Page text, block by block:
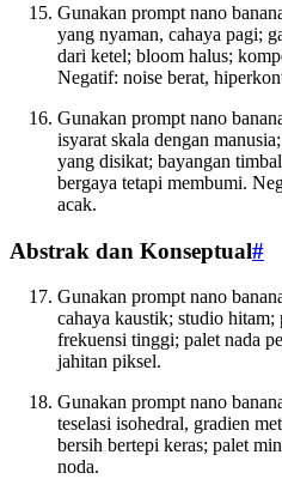
Gunakan prompt nano
yang nyaman, cahaya pagi;
dari ketel; bloom halus;
Negatif: noise berat,
Gunakan prompt nano
isyarat skala dengan
yang disikat; bayangan
bergaya tetapi membumi.
acak.
Abstrak dan Konseptual#
Gunakan prompt nano
cahaya kaustik; studio hitam;
frekuensi tinggi; palet nada
jahitan piksel.
Gunakan prompt nano
teselasi isohedral, gradien
bersih bertepi keras; palet
noda.